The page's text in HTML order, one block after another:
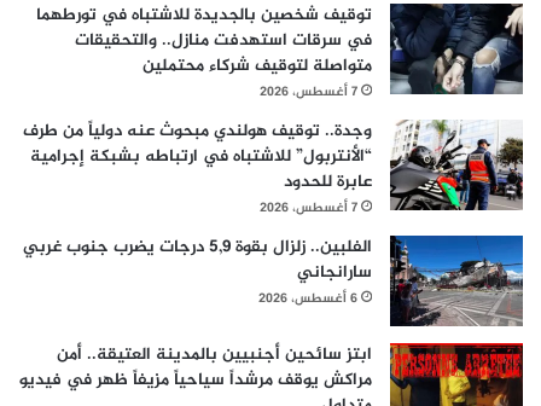
توقيف شخصين بالجديدة للاشتباه في تورطهما
في سرقات استهدفت منازل.. والتحقيقات
متواصلة لتوقيف شركاء محتملين
7 أغسطس، 2026
وجدة.. توقيف هولندي مبحوث عنه دولياً من طرف
“الأنتربول” للاشتباه في ارتباطه بشبكة إجرامية
عابرة للحدود
7 أغسطس، 2026
الفلبين.. زلزال بقوة 5,9 درجات يضرب جنوب غربي
سارانجاني
6 أغسطس، 2026
ابتز سائحين أجنبيين بالمدينة العتيقة.. أمن
مراكش يوقف مرشداً سياحياً مزيفاً ظهر في فيديو